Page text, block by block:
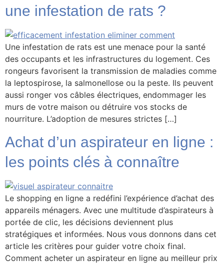
une infestation de rats ?
Une infestation de rats est une menace pour la santé
des occupants et les infrastructures du logement. Ces
rongeurs favorisent la transmission de maladies comme
la leptospirose, la salmonellose ou la peste. Ils peuvent
aussi ronger vos câbles électriques, endommager les
murs de votre maison ou détruire vos stocks de
nourriture. L’adoption de mesures strictes […]
Achat d’un aspirateur en ligne :
les points clés à connaître
Le shopping en ligne a redéfini l’expérience d’achat des
appareils ménagers. Avec une multitude d’aspirateurs à
portée de clic, les décisions deviennent plus
stratégiques et informées. Nous vous donnons dans cet
article les critères pour guider votre choix final.
Comment acheter un aspirateur en ligne au meilleur prix